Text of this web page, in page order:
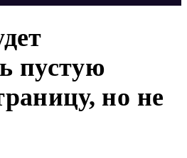
пустую
но не